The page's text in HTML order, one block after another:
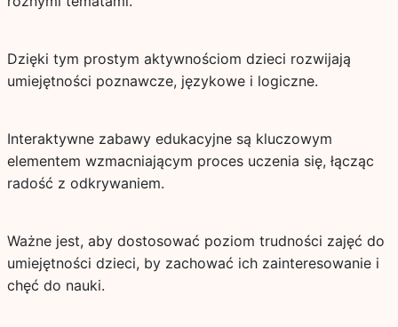
Dzięki tym prostym aktywnościom dzieci rozwijają
umiejętności poznawcze, językowe i logiczne.
Interaktywne zabawy edukacyjne są kluczowym
elementem wzmacniającym proces uczenia się, łącząc
radość z odkrywaniem.
Ważne jest, aby dostosować poziom trudności zajęć do
umiejętności dzieci, by zachować ich zainteresowanie i
chęć do nauki.